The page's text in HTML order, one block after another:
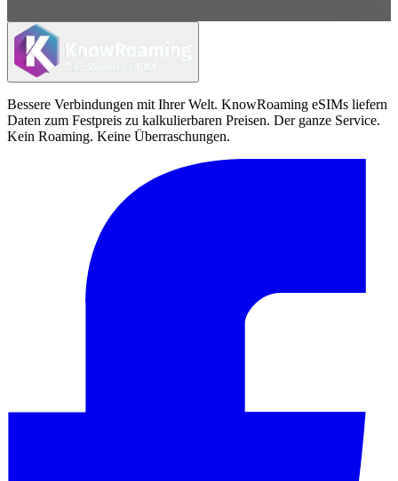
Bessere Verbindungen mit Ihrer Welt. KnowRoaming eSIMs liefern
Daten zum Festpreis zu kalkulierbaren Preisen. Der ganze Service.
Kein Roaming. Keine Überraschungen.